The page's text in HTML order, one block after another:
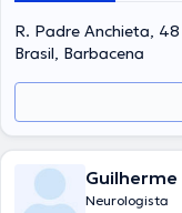
R. Padre Anchieta,
Brasil, Barbacena
Neurologista